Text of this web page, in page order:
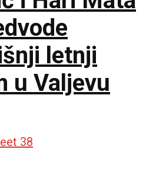
letnji
u Valjevu
38